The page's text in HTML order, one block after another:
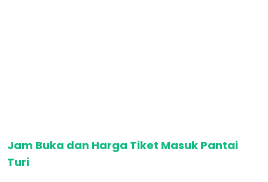
Jam Buka dan Harga Tiket Masuk Pantai
Turi